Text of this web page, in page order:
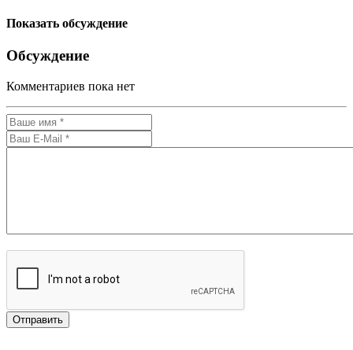
Показать обсуждение
Обсуждение
Комментариев пока нет